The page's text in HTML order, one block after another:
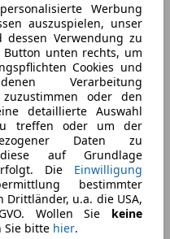
Werbung
auszuspielen, unser
Verwendung zu
Button unten rechts, um
Cookies und
Verarbeitung
zuzustimmen oder den
detaillierte Auswahl
treffen oder um der
Daten zu
auf Grundlage
Die Einwilligung
bestimmter
u.a. die USA,
Wollen Sie keine
Sie bitte hier.
NEU/Tempomat/Alu